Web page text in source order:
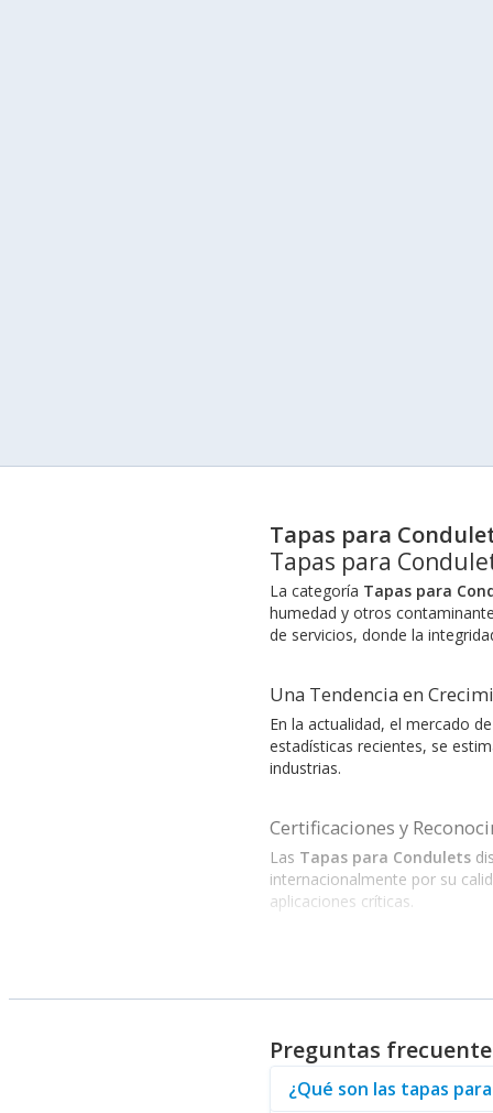
Tapas para
Tapas para
La categoría Tapas para
humedad y otros
de servicios, donde la
Una Tendencia en
En la actualidad, el mercado
estadísticas recientes, se
industrias.
Certificaciones y
Las Tapas para Condulets
internacionalmente por su
aplicaciones críticas.
Optimización de
Adicionalmente, es
Preguntas
¿Qué son las tapas